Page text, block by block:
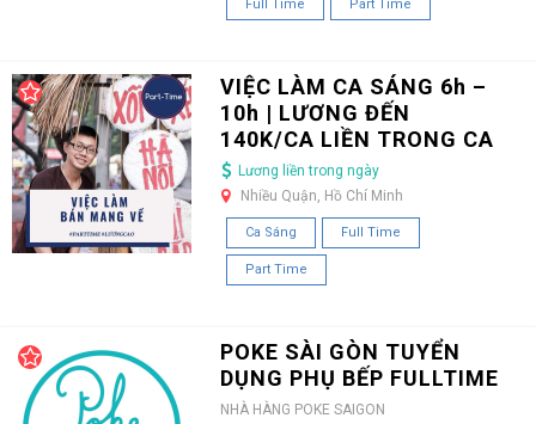
Full Time Part Time
VIỆC LÀM CA SÁNG 6h –
10h | LƯƠNG ĐẾN
140K/CA LIỀN TRONG CA
Lương liền trong ngày
Nhiều Quận, Hồ Chí Minh
Ca Sáng Full Time
Part Time
POKE SÀI GÒN TUYỂN
DỤNG PHỤ BẾP FULLTIME
NHÀ HÀNG POKE SAIGON